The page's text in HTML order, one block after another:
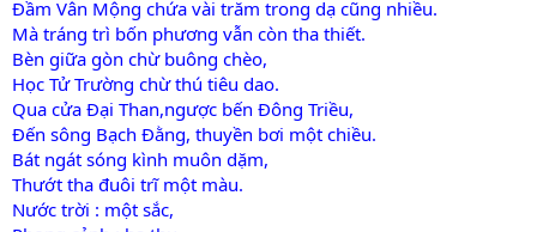
Đầm Vân Mộng chứa vài trăm trong dạ cũng nhiều.
Mà tráng trì bốn phương vẫn còn tha thiết.
Bèn giữa gòn chừ buông chèo,
Học Tử Trường chừ thú tiêu dao.
Qua cửa Đại Than,ngược bến Đông Triều,
Đến sông Bạch Đằng, thuyền bơi một chiều.
Bát ngát sóng kình muôn dặm,
Thướt tha đuôi trĩ một màu.
Nước trời : một sắc,